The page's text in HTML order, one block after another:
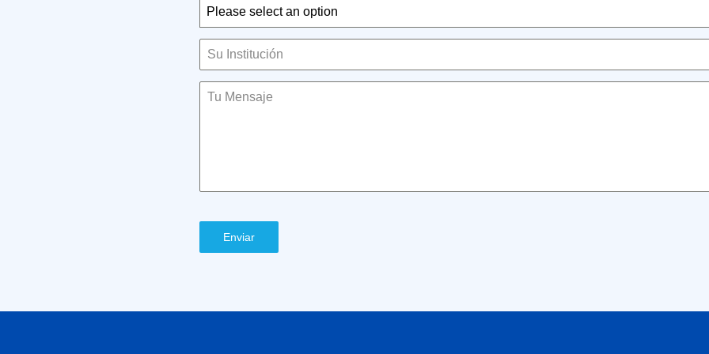
Please select an option
Enviar